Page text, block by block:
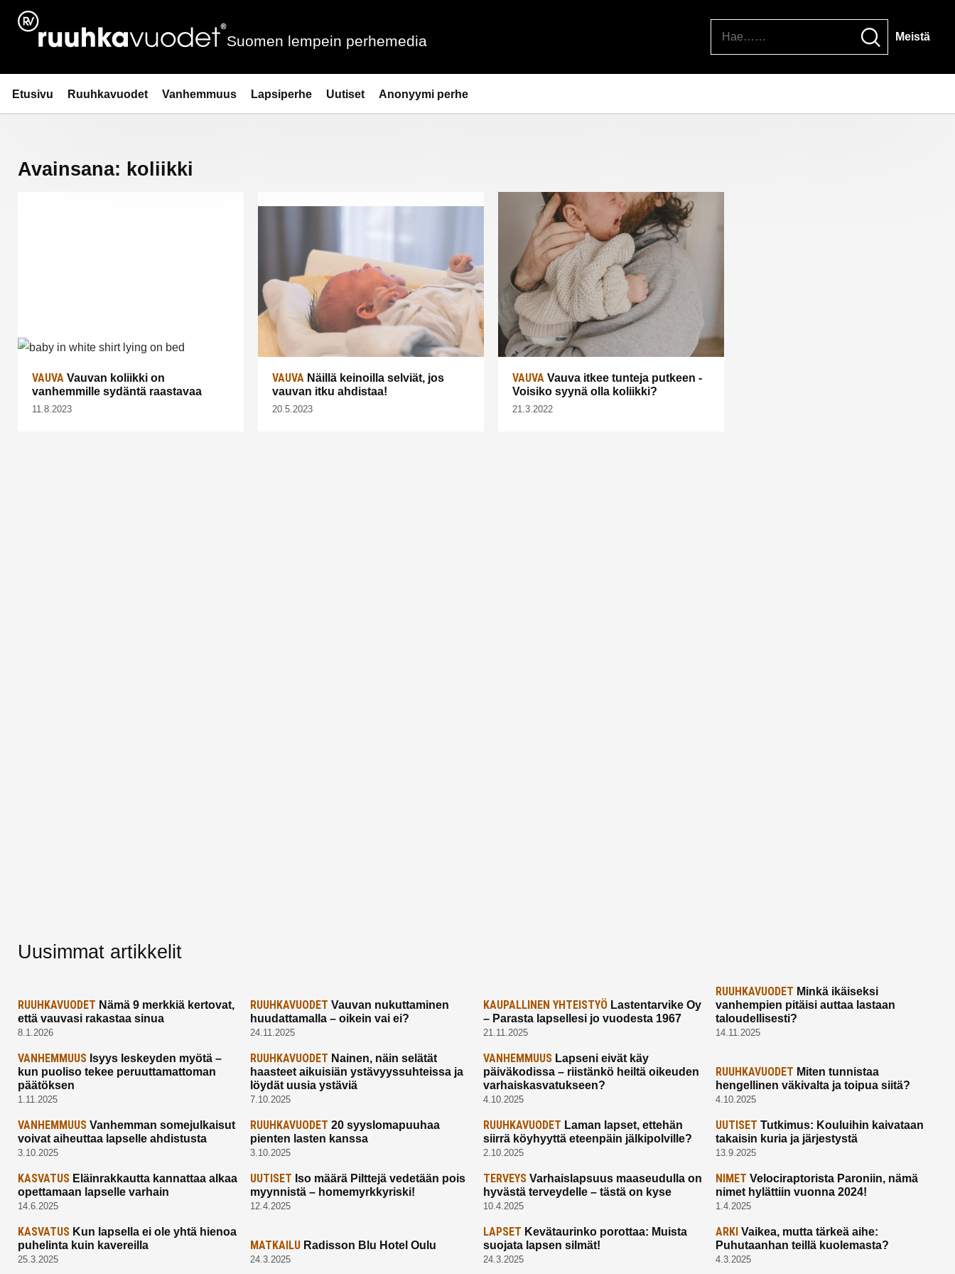
Siirry
sisältöön
Ruuhkavuodet.fi
Suomen lempein perhemedia Meistä
Etusivu Ruuhkavuodet Vanhemmuus Lapsiperhe Uutiset Anonyymi perhe
Avainsana: koliikki
VAUVA Vauvan koliikki on
vanhemmille sydäntä raastavaa
11.8.2023
VAUVA Näillä keinoilla selviät, jos
vauvan itku ahdistaa!
20.5.2023
VAUVA Vauva itkee tunteja putkeen -
Voisiko syynä olla koliikki?
21.3.2022
Uusimmat artikkelit
RUUHKAVUODET Nämä 9 merkkiä kertovat,
että vauvasi rakastaa sinua
8.1.2026
RUUHKAVUODET Vauvan nukuttaminen
huudattamalla – oikein vai ei?
24.11.2025
KAUPALLINEN YHTEISTYÖLastentarvike Oy
– Parasta lapsellesi jo vuodesta 1967
21.11.2025
RUUHKAVUODET Minkä ikäiseksi
vanhempien pitäisi auttaa lastaan
taloudellisesti?
14.11.2025
VANHEMMUUS Isyys leskeyden myötä –
kun puoliso tekee peruuttamattoman
päätöksen
1.11.2025
RUUHKAVUODET Nainen, näin selätät
haasteet aikuisiän ystävyyssuhteissa ja
löydät uusia ystäviä
7.10.2025
VANHEMMUUSLapseni eivät käy
päiväkodissa – riistänkö heiltä oikeuden
varhaiskasvatukseen?
4.10.2025
RUUHKAVUODET Miten tunnistaa
hengellinen väkivalta ja toipua siitä?
4.10.2025
VANHEMMUUS Vanhemman somejulkaisut
voivat aiheuttaa lapselle ahdistusta
3.10.2025
RUUHKAVUODET 20 syyslomapuuhaa
pienten lasten kanssa
3.10.2025
RUUHKAVUODET Laman lapset, ettehän
siirrä köyhyyttä eteenpäin jälkipolville?
2.10.2025
UUTISET Tutkimus: Kouluihin kaivataan
takaisin kuria ja järjestystä
13.9.2025
KASVATUS Eläinrakkautta kannattaa alkaa
opettamaan lapselle varhain
14.6.2025
UUTISET Iso määrä Pilttejä vedetään pois
myynnistä – homemyrkkyriski!
12.4.2025
TERVEYSVarhaislapsuus maaseudulla on
hyvästä terveydelle – tästä on kyse
10.4.2025
NIMET Velociraptorista Paroniin, nämä
nimet hylättiin vuonna 2024!
1.4.2025
KASVATUS Kun lapsella ei ole yhtä hienoa
puhelinta kuin kavereilla
25.3.2025
MATKAILU Radisson Blu Hotel Oulu
24.3.2025
LAPSET Kevätaurinko porottaa: Muista
suojata lapsen silmät!
24.3.2025
ARKI Vaikea, mutta tärkeä aihe:
Puhutaanhan teillä kuolemasta?
4.3.2025